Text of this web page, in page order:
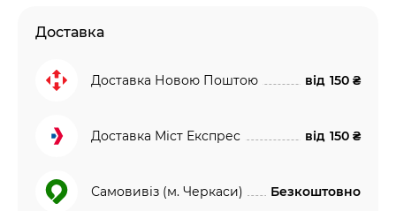
Доставка
Доставка Новою Поштою від 150 ₴
Доставка Міст Експрес від 150 ₴
Самовивіз (м. Черкаси) Безкоштовно